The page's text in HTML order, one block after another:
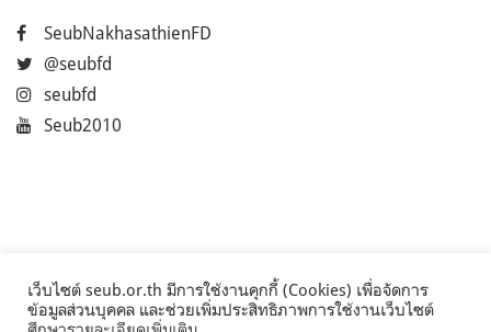
SeubNakhasathienFD
@seubfd
seubfd
Seub2010
เว็บไซต์ seub.or.th มีการใช้งานคุกกี้ (Cookies) เพื่อจัดการ
ข้อมูลส่วนบุคคล และช่วยเพิ่มประสิทธิภาพการใช้งานเว็บไซต์